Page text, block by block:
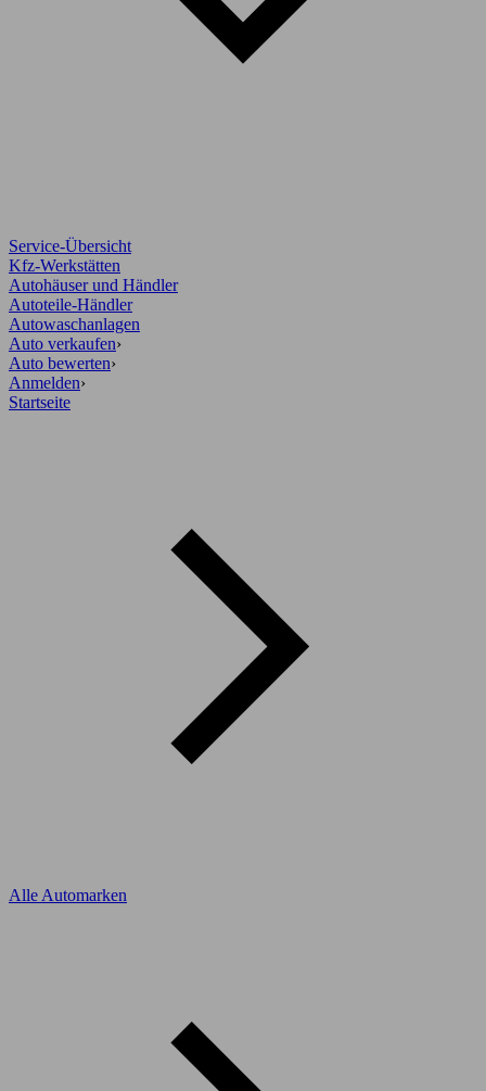
Service-Übersicht
Kfz-Werkstätten
Autohäuser und Händler
Autoteile-Händler
Autowaschanlagen
Auto verkaufen›
Auto bewerten›
Anmelden›
Startseite
Alle Automarken